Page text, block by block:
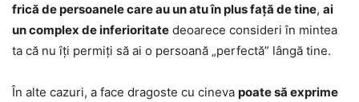
frică de persoanele care au un atu în plus față de tine, ai
un complex de inferioritate deoarece consideri în mintea
ta că nu îți permiți să ai o persoană „perfectă” lângă tine.
În alte cazuri, a face dragoste cu cineva poate să exprime